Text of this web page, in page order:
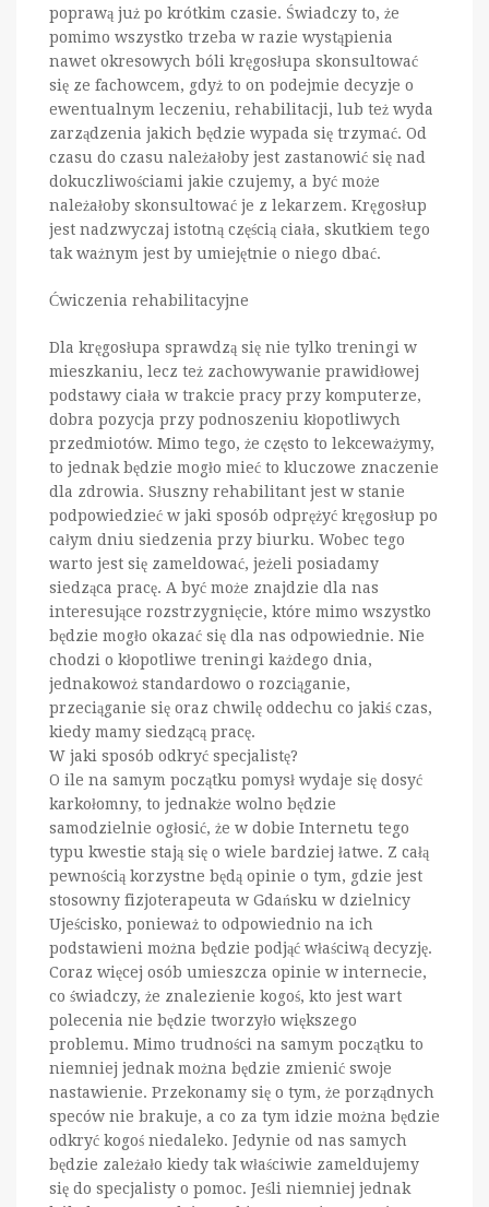
poprawą już po krótkim czasie. Świadczy to, że
pomimo wszystko trzeba w razie wystąpienia
nawet okresowych bóli kręgosłupa skonsultować
się ze fachowcem, gdyż to on podejmie decyzje o
ewentualnym leczeniu, rehabilitacji, lub też wyda
zarządzenia jakich będzie wypada się trzymać. Od
czasu do czasu należałoby jest zastanowić się nad
dokuczliwościami jakie czujemy, a być może
należałoby skonsultować je z lekarzem. Kręgosłup
jest nadzwyczaj istotną częścią ciała, skutkiem tego
tak ważnym jest by umiejętnie o niego dbać.
Ćwiczenia rehabilitacyjne
Dla kręgosłupa sprawdzą się nie tylko treningi w
mieszkaniu, lecz też zachowywanie prawidłowej
podstawy ciała w trakcie pracy przy komputerze,
dobra pozycja przy podnoszeniu kłopotliwych
przedmiotów. Mimo tego, że często to lekceważymy,
to jednak będzie mogło mieć to kluczowe znaczenie
dla zdrowia. Słuszny rehabilitant jest w stanie
podpowiedzieć w jaki sposób odprężyć kręgosłup po
całym dniu siedzenia przy biurku. Wobec tego
warto jest się zameldować, jeżeli posiadamy
siedząca pracę. A być może znajdzie dla nas
interesujące rozstrzygnięcie, które mimo wszystko
będzie mogło okazać się dla nas odpowiednie. Nie
chodzi o kłopotliwe treningi każdego dnia,
jednakowoż standardowo o rozciąganie,
przeciąganie się oraz chwilę oddechu co jakiś czas,
kiedy mamy siedzącą pracę.
W jaki sposób odkryć specjalistę?
O ile na samym początku pomysł wydaje się dosyć
karkołomny, to jednakże wolno będzie
samodzielnie ogłosić, że w dobie Internetu tego
typu kwestie stają się o wiele bardziej łatwe. Z całą
pewnością korzystne będą opinie o tym, gdzie jest
stosowny fizjoterapeuta w Gdańsku w dzielnicy
Ujeścisko, ponieważ to odpowiednio na ich
podstawieni można będzie podjąć właściwą decyzję.
Coraz więcej osób umieszcza opinie w internecie,
co świadczy, że znalezienie kogoś, kto jest wart
polecenia nie będzie tworzyło większego
problemu. Mimo trudności na samym początku to
niemniej jednak można będzie zmienić swoje
nastawienie. Przekonamy się o tym, że porządnych
speców nie brakuje, a co za tym idzie można będzie
odkryć kogoś niedaleko. Jedynie od nas samych
będzie zależało kiedy tak właściwie zameldujemy
się do specjalisty o pomoc. Jeśli niemniej jednak